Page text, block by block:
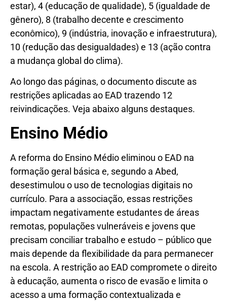
estar), 4 (educação de qualidade), 5 (igualdade de
gênero), 8 (trabalho decente e crescimento
econômico), 9 (indústria, inovação e infraestrutura),
10 (redução das desigualdades) e 13 (ação contra
a mudança global do clima).
Ao longo das páginas, o documento discute as
restrições aplicadas ao EAD trazendo 12
reivindicações. Veja abaixo alguns destaques.
Ensino Médio
A reforma do Ensino Médio eliminou o EAD na
formação geral básica e, segundo a Abed,
desestimulou o uso de tecnologias digitais no
currículo. Para a associação, essas restrições
impactam negativamente estudantes de áreas
remotas, populações vulneráveis e jovens que
precisam conciliar trabalho e estudo – público que
mais depende da flexibilidade da para permanecer
na escola. A restrição ao EAD compromete o direito
à educação, aumenta o risco de evasão e limita o
acesso a uma formação contextualizada e